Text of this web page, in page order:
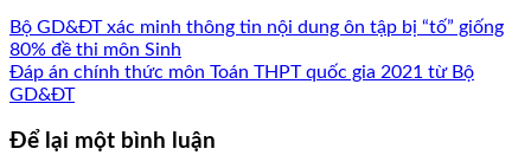
Bộ GD&ĐT xác minh thông tin nội dung ôn tập bị “tố” giống
80% đề thi môn Sinh
Đáp án chính thức môn Toán THPT quốc gia 2021 từ Bộ
GD&ĐT
Để lại một bình luận